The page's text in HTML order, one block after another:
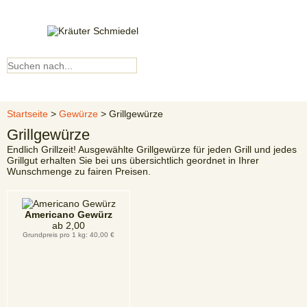
Startseite > Gewürze > Grillgewürze
Grillgewürze
Endlich Grillzeit! Ausgewählte Grillgewürze für jeden Grill und jedes
Grillgut erhalten Sie bei uns übersichtlich geordnet in Ihrer
Wunschmenge zu fairen Preisen.
Americano Gewürz
ab 2,00
Grundpreis pro 1 kg: 40,00 €